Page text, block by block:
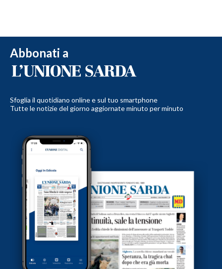
Abbonati a
Sfoglia il quotidiano online e sul tuo smartphone
Tutte le notizie del giorno aggiornate minuto per minuto